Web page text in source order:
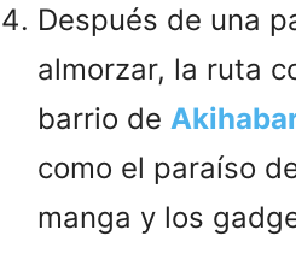
Después de una
almorzar, la ruta
barrio de
como el paraíso
manga y los